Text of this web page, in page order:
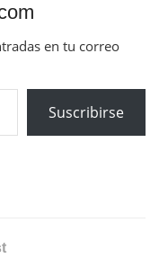
en tu correo
Suscribirse